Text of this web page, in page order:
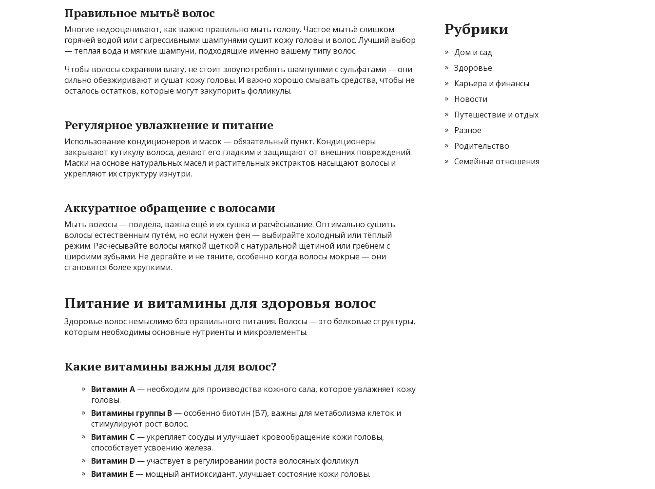
Правильное мытьё волос
Многие недооценивают, как важно правильно мыть голову. Частое мытьё слишком
горячей водой или с агрессивными шампунями сушит кожу головы и волос. Лучший выбор
— тёплая вода и мягкие шампуни, подходящие именно вашему типу волос.
Чтобы волосы сохраняли влагу, не стоит злоупотреблять шампунями с сульфатами — они
сильно обезжиривают и сушат кожу головы. И важно хорошо смывать средства, чтобы не
осталось остатков, которые могут закупорить фолликулы.
Регулярное увлажнение и питание
Использование кондиционеров и масок — обязательный пункт. Кондиционеры
закрывают кутикулу волоса, делают его гладким и защищают от внешних повреждений.
Маски на основе натуральных масел и растительных экстрактов насыщают волосы и
укрепляют их структуру изнутри.
Аккуратное обращение с волосами
Мыть волосы — полдела, важна ещё и их сушка и расчёсывание. Оптимально сушить
волосы естественным путём, но если нужен фен — выбирайте холодный или тёплый
режим. Расчёсывайте волосы мягкой щёткой с натуральной щетиной или гребнем с
широими зубьями. Не дергайте и не тяните, особенно когда волосы мокрые — они
становятся более хрупкими.
Питание и витамины для здоровья волос
Здоровье волос немыслимо без правильного питания. Волосы — это белковые структуры,
которым необходимы основные нутриенты и микроэлементы.
Какие витамины важны для волос?
Витамин A — необходим для производства кожного сала, которое увлажняет кожу
головы.
Витамины группы B — особенно биотин (B7), важны для метаболизма клеток и
стимулируют рост волос.
Витамин C — укрепляет сосуды и улучшает кровообращение кожи головы,
способствует усвоению железа.
Витамин D — участвует в регулировании роста волосяных фолликул.
Витамин E — мощный антиоксидант, улучшает состояние кожи головы.
Рубрики
Дом и сад
Здоровье
Карьера и финансы
Новости
Путешествие и отдых
Разное
Родительство
Семейные отношения